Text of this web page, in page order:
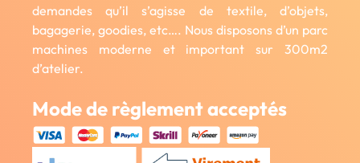
demandes qu’il s’agisse de textile, d’objets,
bagagerie, goodies, etc…. Nous disposons d’un parc
machines moderne et important sur 300m2
d’atelier.
Mode de règlement acceptés